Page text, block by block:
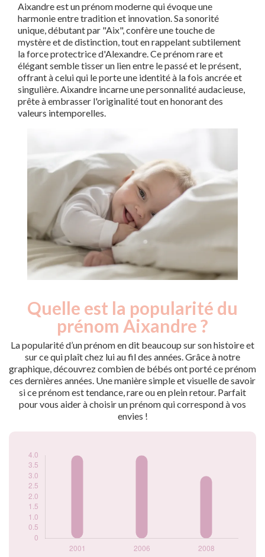
Aixandre est un prénom moderne qui évoque une
harmonie entre tradition et innovation. Sa sonorité
unique, débutant par "Aix", confère une touche de
mystère et de distinction, tout en rappelant subtilement
la force protectrice d'Alexandre. Ce prénom rare et
élégant semble tisser un lien entre le passé et le présent,
offrant à celui qui le porte une identité à la fois ancrée et
singulière. Aixandre incarne une personnalité audacieuse,
prête à embrasser l'originalité tout en honorant des
valeurs intemporelles.
Quelle est la popularité du
prénom Aixandre ?
La popularité d’un prénom en dit beaucoup sur son histoire et
sur ce qui plaît chez lui au fil des années. Grâce à notre
graphique, découvrez combien de bébés ont porté ce prénom
ces dernières années. Une manière simple et visuelle de savoir
si ce prénom est tendance, rare ou en plein retour. Parfait
pour vous aider à choisir un prénom qui correspond à vos
envies !
Popularité du
prénom Aixandre
par année
Année
Nouveaux-
nés
2006
4
2008
3